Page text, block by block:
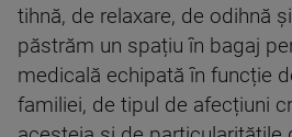
tihnă, de relaxare, de odihnă
păstrăm un spațiu în bagaj
medicală echipată în funcție
familiei, de tipul de afecțiuni